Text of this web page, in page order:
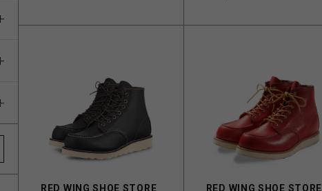
RED WING SHOE STORE RED WING SHOE STORE